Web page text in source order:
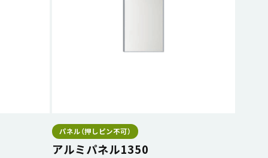
パネル（押しピン不可）
アルミパネル1350